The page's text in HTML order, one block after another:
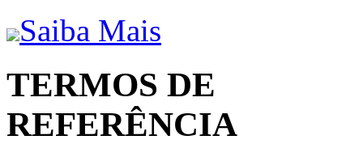
Saiba Mais
TERMOS DE
REFERÊNCIA